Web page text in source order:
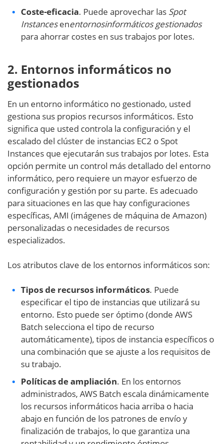
Coste-eficacia. Puede aprovechar las Spot
Instancesenentornosinformáticos gestionados
para ahorrar costes en sus trabajos por lotes.
2. Entornos informáticos no
gestionados
En un entorno informático no gestionado, usted
gestiona sus propios recursos informáticos. Esto
significa que usted controla la configuración y el
escalado del clúster de instancias EC2 o Spot
Instances que ejecutarán sus trabajos por lotes. Esta
opción permite un control más detallado del entorno
informático, pero requiere un mayor esfuerzo de
configuración y gestión por su parte. Es adecuado
para situaciones en las que hay configuraciones
específicas, AMI (imágenes de máquina de Amazon)
personalizadas o necesidades de recursos
especializados.
Los atributos clave de los entornos informáticos son:
Tipos de recursos informáticos. Puede
especificar el tipo de instancias que utilizará su
entorno. Esto puede ser óptimo (donde AWS
Batch selecciona el tipo de recurso
automáticamente), tipos de instancia específicos o
una combinación que se ajuste a los requisitos de
su trabajo.
Políticas de ampliación. En los entornos
administrados, AWS Batch escala dinámicamente
los recursos informáticos hacia arriba o hacia
abajo en función de los patrones de envío y
finalización de trabajos, lo que garantiza una